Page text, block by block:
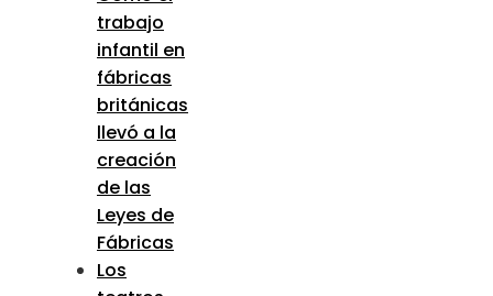
trabajo
infantil en
fábricas
británicas
llevó a la
creación
de las
Leyes de
Fábricas
Los